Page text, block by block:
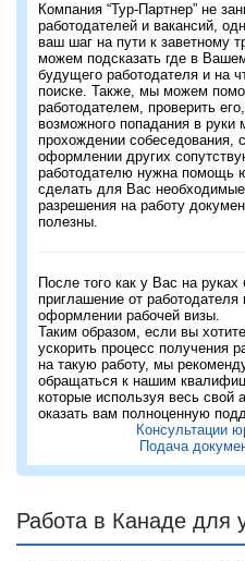
Компания “Тур-Партнер” не
работодателей и вакансий,
ваш шаг на пути к заветному
можем подсказать где в
будущего работодателя и на
поиске. Также, мы можем
работодателем, проверить
возможного попадания в руки
прохождении собеседования,
оформлении других
работодателю нужна помощь
сделать для Вас
разрешения на работу
полезны.
После того как у Вас на
приглашение от
оформлении рабочей визы.
Таким образом, если вы
ускорить процесс получения
на такую работу, мы
обращаться к нашим
которые используя весь свой
оказать вам полноценную
Консультации
Подача
Работа в Канаде для